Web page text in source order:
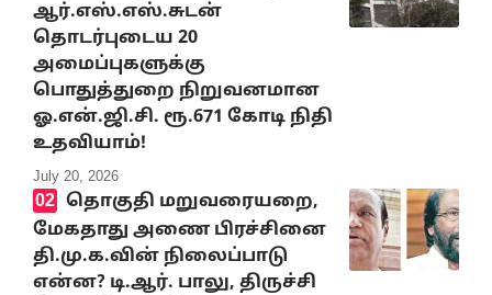
ஆர்.எஸ்.எஸ்.சுடன்
தொடர்புடைய 20
அமைப்புகளுக்கு
பொதுத்துறை நிறுவனமான
ஓ.என்.ஜி.சி. ரூ.671 கோடி நிதி
உதவியாம்!
July 20, 2026
தொகுதி மறுவரையறை,
மேகதாது அணை பிரச்சினை
தி.மு.க.வின் நிலைப்பாடு
என்ன? டி.ஆர். பாலு, திருச்சி